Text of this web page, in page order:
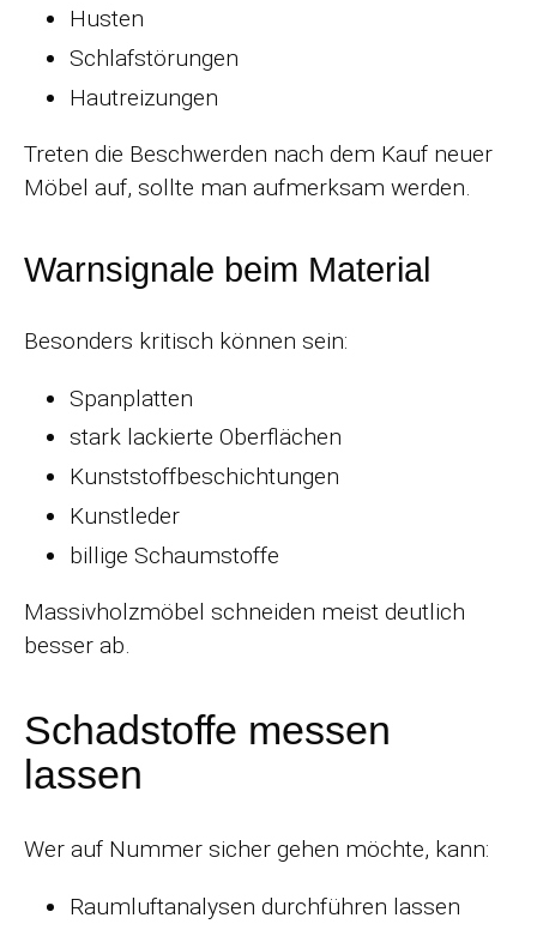
Husten
Schlafstörungen
Hautreizungen
Treten die Beschwerden nach dem Kauf neuer
Möbel auf, sollte man aufmerksam werden.
Warnsignale beim Material
Besonders kritisch können sein:
Spanplatten
stark lackierte Oberflächen
Kunststoffbeschichtungen
Kunstleder
billige Schaumstoffe
Massivholzmöbel schneiden meist deutlich
besser ab.
Schadstoffe messen
lassen
Wer auf Nummer sicher gehen möchte, kann:
Raumluftanalysen durchführen lassen